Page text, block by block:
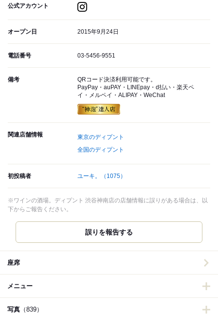
公式アカウント
オープン日 2015年9月24日
電話番号 03-5456-9551
備考
QRコード決済利用可能です。
PayPay・auPAY・LINEpay・d払い・楽天ペ
イ・メルペイ・ALIPAY・WeChat
関連店舗情報
東京のディプント
全国のディプント
初投稿者 ユーキ。 （1075）
※ワインの酒場。ディプント 渋谷神南店の店舗情報に誤りがある場合は、以
下からご報告ください。
誤りを報告する
座席
メニュー
写真 （839）